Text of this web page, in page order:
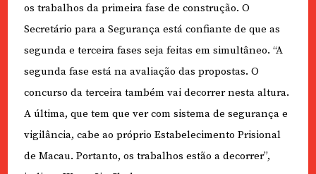
os trabalhos da primeira fase de construção. O
Secretário para a Segurança está confiante de que as
segunda e terceira fases seja feitas em simultâneo. “A
segunda fase está na avaliação das propostas. O
concurso da terceira também vai decorrer nesta altura.
A última, que tem que ver com sistema de segurança e
vigilância, cabe ao próprio Estabelecimento Prisional
de Macau. Portanto, os trabalhos estão a decorrer”,